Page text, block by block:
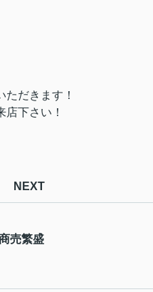
だきます！
下さい！
NEXT
売繁盛